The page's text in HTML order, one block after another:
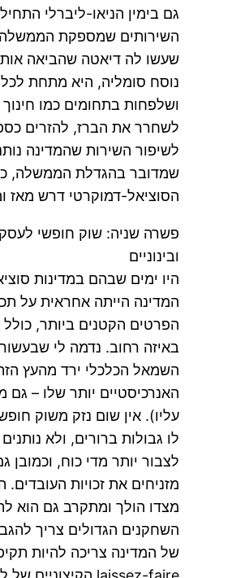
גם בימין הניאו-ליברלי
השירותים שמספקת
שעשו לה דיאטה שהביאה
נוסח סומליה, היא מתחת לכל
ושלפחות בתחומים כמו חינוך
לשחרר את הברז, להזרים
לשיפור השירות שהמדינה
שמדובר בהגדלת הממשלה,
הסוציאל-דמוקרטי דרש מאז
פשרה שניה: שוק חופשי
ובינוניים
היו ימים שבהם במדינות
המדינה הייתה אחראית על
הפרטים הקטנים ביותר, כולל
באיזה רחוב. נדמה לי
השמאל הכלכלי ירד מהעץ
האנרכיסטיים יותר שלו – גם
עליו). אין שום נזק משוק
לו גבולות ברורים, ולא
לצבור יותר מדי כוח, וכמובן
מזניחים את זכויות העובדים.
מצדו הולך ומתקרב גם הוא
השחקנים הגדולים צריך
של המדינה צריכה להיות